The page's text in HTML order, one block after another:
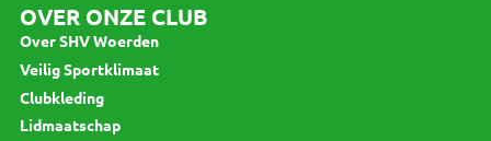
OVER ONZE CLUB
Over SHV Woerden
Veilig Sportklimaat
Clubkleding
Lidmaatschap